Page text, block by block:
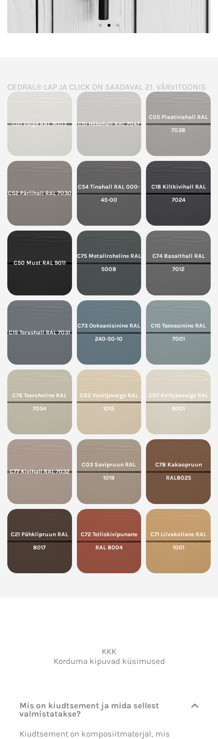
CEDRAL® LAP JA CLICK ON SAADAVAL 21. VÄRVITOONIS
C01 Valge RAL 9003 C51 Hõbehall RAL 7047
C05 Plaatinahall RAL
7038
C52 Pärlihall RAL 7030
C54 Tinahall RAL 000-
45-00
C18 Kiltkivihall RAL
7024
C50 Must RAL 9011
C75 Metallroheline RAL
5008
C74 Basalthall RAL
7012
C15 Terashall RAL 7031
C73 Ookeanisinine RAL
240-50-10
C10 Taevasinine RAL
7001
C76 Teeroheline RAL
7034
C02 Vaniljevalge RAL
1015
C07 Kriitjasvalge RAL
9001
C77 Kivihall RAL 7032
C03 Savipruun RAL
1019
C78 Kakaopruun
RAL8025
C21 Pähklipruun RAL
8017
C72 Telliskivipunane
RAL 8004
C71 Liivakollane RAL
1001
KKK
Korduma kipuvad küsimused
Mis on kiudtsement ja mida sellest
valmistatakse?
Kiudtsement on komposiitmaterjal, mis